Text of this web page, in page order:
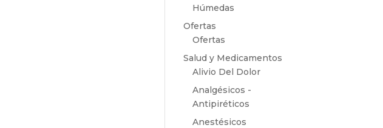
Húmedas
Ofertas
Ofertas
Salud y Medicamentos
Alivio Del Dolor
Analgésicos -
Antipiréticos
Anestésicos